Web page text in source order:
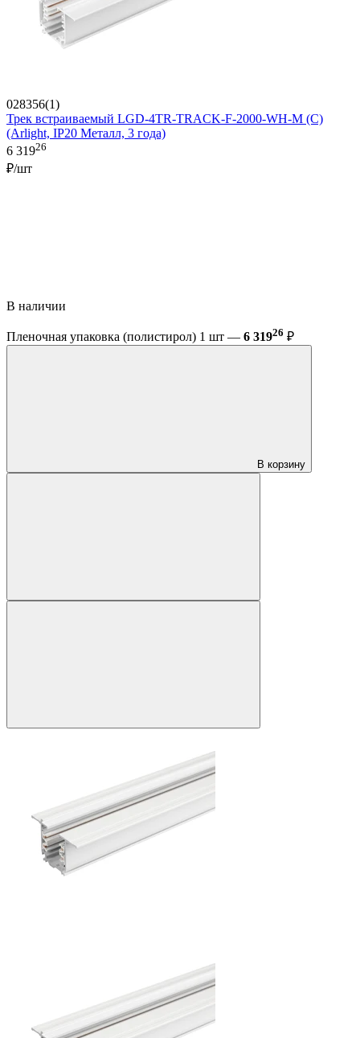
028356(1)
Трек встраиваемый LGD-4TR-TRACK-F-2000-WH-M (C)
(Arlight, IP20 Металл, 3 года)
6 31926
₽/шт
В наличии
Пленочная упаковка (полистирол) 1 шт — 6 31926 ₽
В корзину